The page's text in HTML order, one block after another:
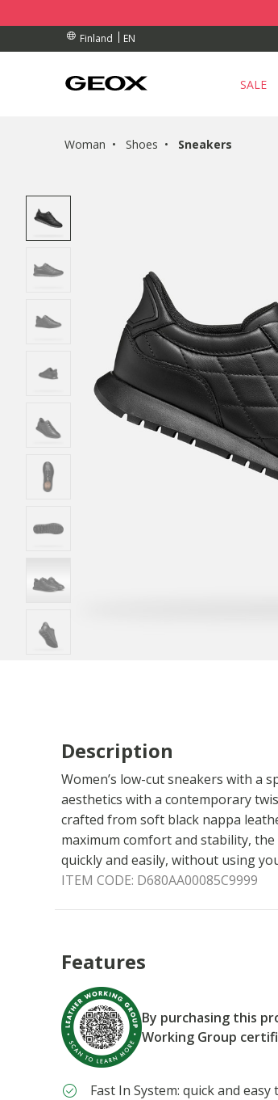
Finland EN
OVER 90.00 €
COLLECTION POINT.
OVER 90.00 €
SALE
Woman Shoes Sneakers
Description
Women’s low-cut sneakers with a
aesthetics with a contemporary
crafted from soft black nappa
maximum comfort and stability,
quickly and easily, without using
ITEM CODE: D680AA00085C9999
Features
By purchasing this
Working Group
Fast In System: quick and